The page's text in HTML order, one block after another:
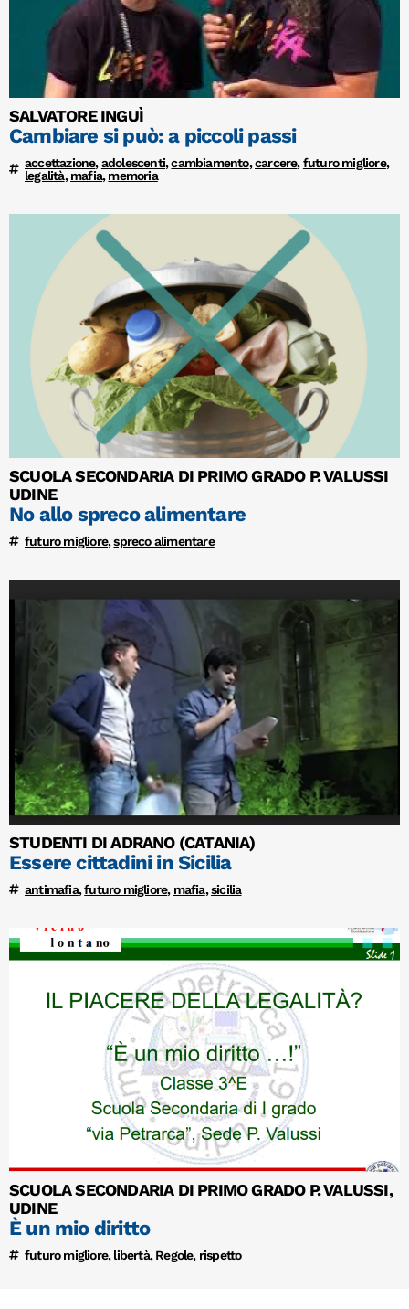
SALVATORE INGUÌ
Cambiare si può: a piccoli passi
accettazione, adolescenti,cambiamento,carcere, futuro migliore,
legalità, mafia, memoria
SCUOLA SECONDARIA DI PRIMO GRADO P. VALUSSI
UDINE
No allo spreco alimentare
futuro migliore,spreco alimentare
STUDENTI DI ADRANO (CATANIA)
Essere cittadini in Sicilia
antimafia,futuro migliore, mafia,sicilia
SCUOLA SECONDARIA DI PRIMO GRADO P. VALUSSI,
UDINE
È un mio diritto
futuro migliore,libertà,Regole, rispetto